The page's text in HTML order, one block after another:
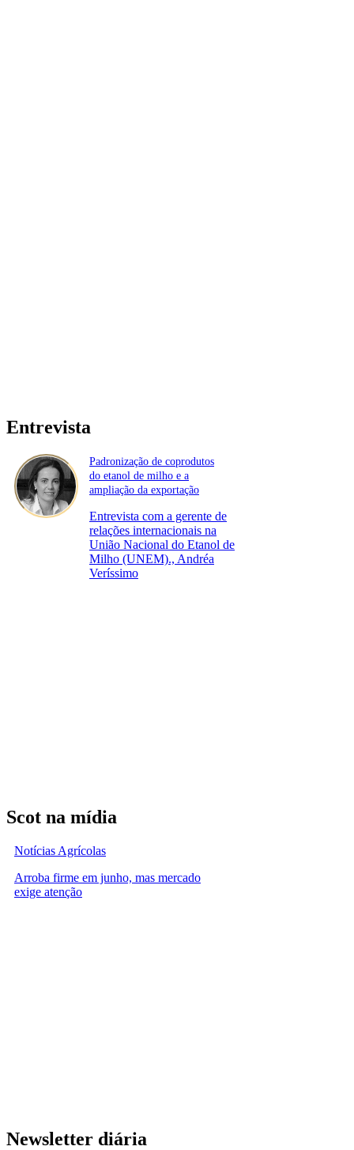
Entrevista
Padronização de coprodutos
do etanol de milho e a
ampliação da exportação
Entrevista com a gerente de
relações internacionais na
União Nacional do Etanol de
Milho (UNEM)., Andréa
Veríssimo
Scot na mídia
Notícias Agrícolas
Arroba firme em junho, mas mercado
exige atenção
Newsletter diária